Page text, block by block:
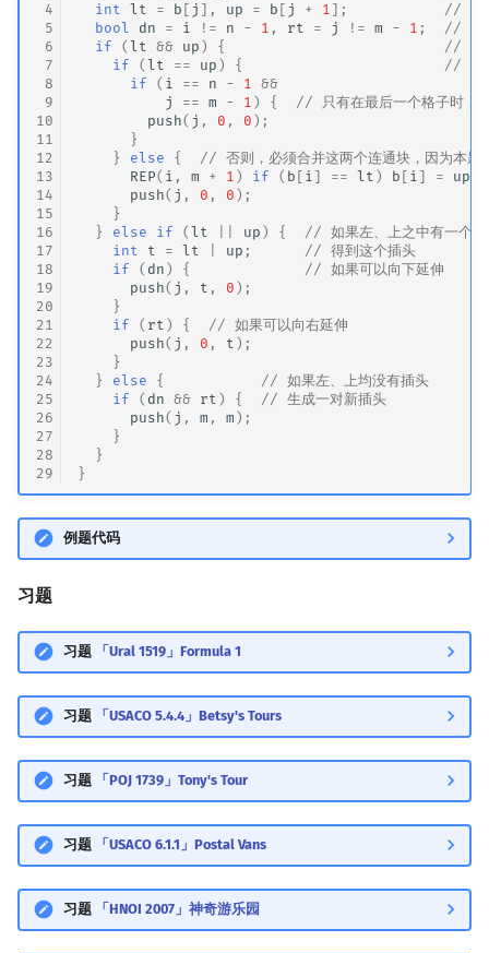
4
5
6
7
8
9
10
11
12
13
14
15
16
17
18
19
20
21
22
23
24
25
26
27
28
29
int
lt = b [ j ], up = b [ j + 1 ];
// 左
bool
dn = i != n - 1 , rt = j != m - 1 ;
// 下
if
(lt && up ) {
// 如
if
(lt == up ) {
// 来
if
( i == n - 1
&&
j
== m - 1 ) {
// 只有在最后一个格子时，
push( j , 0 , 0 );
}
}
else {
// 否则，必须合并这两个连通块，因为本题
REP( i , m + 1 ) if ( b [ i ] == lt ) b [ i ] = up
push( j , 0 , 0 );
}
}
else if (lt up ) {
// 如果左、上之中有一个插
int
t = lt up ;
// 得到这个插头
if
( dn ) {
// 如果可以向下延伸
push( j , t , 0 );
}
if
( rt ) {
// 如果可以向右延伸
push( j , 0 , t );
}
}
else {
// 如果左、上均没有插头
if
( dn && rt ) {
// 生成一对新插头
push( j , m , m );
}
}
}
例题代码
习题
习题 「Ural 1519」Formula 1
习题 「USACO 5.4.4」Betsy's Tours
习题 「POJ 1739」Tony's Tour
习题 「USACO 6.1.1」Postal Vans
习题 「HNOI 2007」神奇游乐园